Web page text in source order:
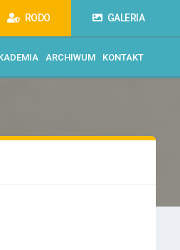
RODO GALERIA
ARCHIWUM KONTAKT